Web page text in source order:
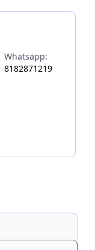
Whatsapp:
8182871219